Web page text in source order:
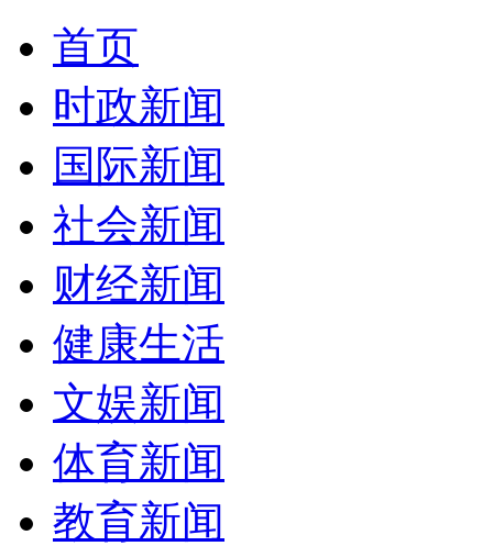
首页
时政新闻
国际新闻
社会新闻
财经新闻
健康生活
文娱新闻
体育新闻
教育新闻